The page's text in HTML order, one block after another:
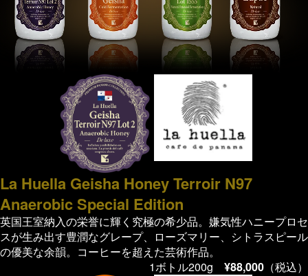
La Huella Geisha Honey Terroir N97
Anaerobic Special Edition
英国王室納入の栄誉に輝く究極の希少品。嫌気性ハニープロセ
スが生み出す豊潤なグレープ、ローズマリー、シトラスピール
の優美な余韻。コーヒーを超えた芸術作品。
1ボトル200g ¥88,000 （税込）